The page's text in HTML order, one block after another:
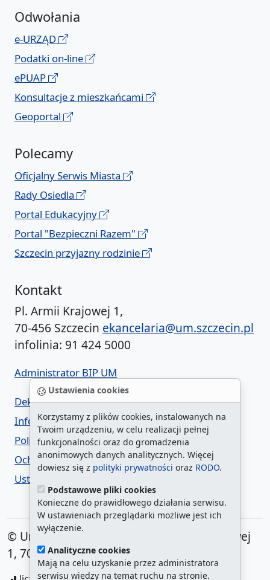
Ustawienia cookies
Korzystamy z plików cookies, instalowanych na
Twoim urządzeniu, w celu realizacji pełnej
funkcjonalności oraz do gromadzenia
anonimowych danych analitycznych. Więcej
dowiesz się z polityki prywatności oraz RODO.
Podstawowe pliki cookies
Konieczne do prawidłowego działania serwisu.
W ustawieniach przeglądarki możliwe jest ich
wyłączenie.
Analityczne cookies
Mają na celu uzyskanie przez administratora
serwisu wiedzy na temat ruchu na stronie.
Odwołania
e-URZĄD
Podatki on-line
ePUAP
Konsultacje z mieszkańcami
Geoportal
Polecamy
Oficjalny Serwis Miasta
Rady Osiedla
Portal Edukacyjny
Portal "Bezpieczni Razem"
Szczecin przyjazny rodzinie
Kontakt
Pl. Armii Krajowej 1,
70-456 Szczecin ekancelaria@um.szczecin.pl
infolinia: 91 424 5000
Administrator BIP UM
Deklaracja dostępności
Informacja o urzędzie w ETR
Polityka prywatności
Ochrona danych osobowych
Ustawienia cookies
© Urząd Miasta Szczecin. Plac Armii Krajowej
1, 70-456 Szczecin